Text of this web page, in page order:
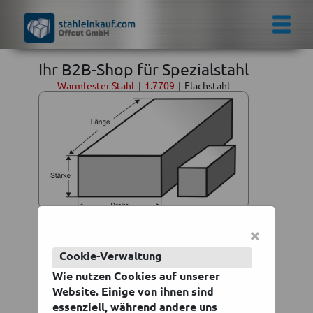
Ihr B2B-Shop für Spezialstahl
Warmfester Stahl | 1.7709 | Flachstahl
Flachstahl
ab 14,28 €
zzgl. Mwst. zzgl.Versand
Lieferzeit 3 - 6 Werktage
×
Cookie-Verwaltung
Wie nutzen Cookies auf unserer
Website. Einige von ihnen sind
essenziell, während andere uns